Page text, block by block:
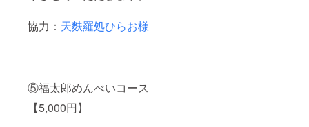
協力： 天麩羅処ひらお様
⑤福太郎めんべいコース
【5,000円】